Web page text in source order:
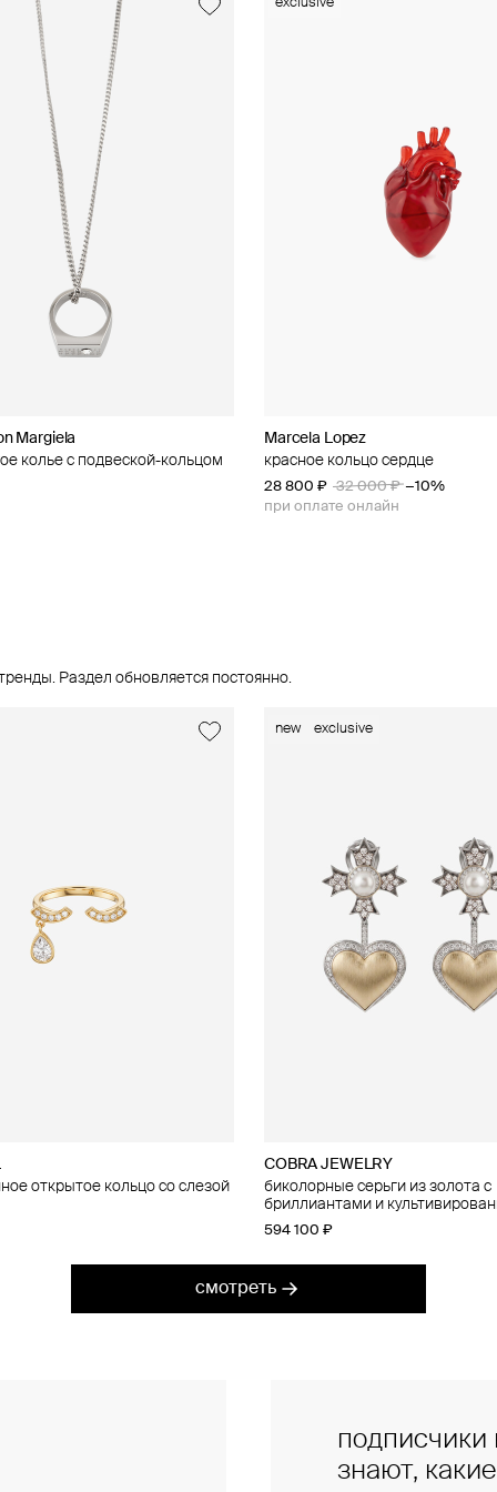
Margiela
колье с подвеской-кольцом
Marcela Lopez
красное кольцо сердце
28 800 ₽ 32 000 ₽ −10%
при оплате онлайн
браслет
AQUAGIRL
белые серьги-цветы
4 200 ₽
Раздел обновляется постоянно.
открытое кольцо со слезой
new exclusive
COBRA JEWELRY
биколорные серьги из золота с
бриллиантами и
жемчугом
594 100 ₽
серьги из золота с
и сапфирами
new exclusive
COBRA JEWELRY
кольцо из золота с рубинами
160 200 ₽
смотреть
подписчики
знают,